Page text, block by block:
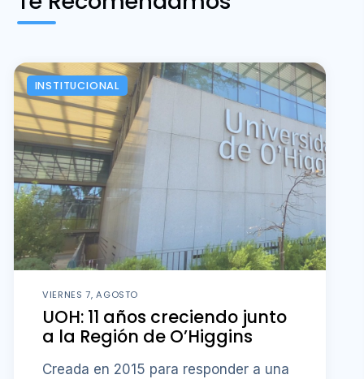
INSTITUCIONAL
VIERNES 7, AGOSTO
UOH: 11 años creciendo junto
a la Región de O’Higgins
Creada en 2015 para responder a una